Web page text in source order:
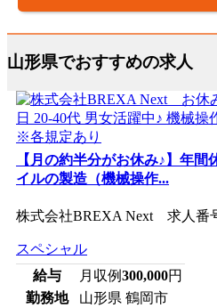
山形県でおすすめの求人
【月の約半分がお休み♪】年間
イルの製造（機械操作...
株式会社BREXA Next 求人番
スペシャル
給与
月収例300,000円
勤務地
山形県 鶴岡市